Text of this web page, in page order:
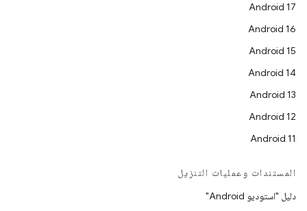
Android 17
Android 16
Android 15
Android 14
Android 13
Android 12
Android 11
المستندات وعمليات التنزيل
دليل "استوديو Android"